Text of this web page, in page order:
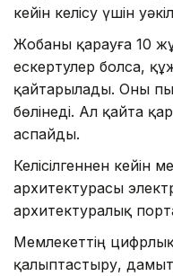
кейін келісу үшін
Жобаны қарауға 10
ескертулер болса,
қайтарылады. Оны
бөлінеді. Ал қайта
аспайды.
Келісілгеннен кейін
архитектурасы
архитектуралық
Мемлекеттің
қалыптастыру,